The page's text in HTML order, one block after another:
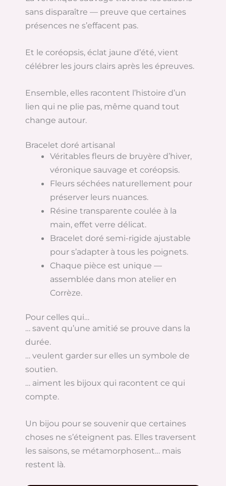
sans disparaître — preuve que certaines
présences ne s’effacent pas.
Et le coréopsis, éclat jaune d’été, vient
célébrer les jours clairs après les épreuves.
Ensemble, elles racontent l’histoire d’un
lien qui ne plie pas, même quand tout
change autour.
Bracelet doré artisanal
Véritables fleurs de bruyère d’hiver,
véronique sauvage et coréopsis.
Fleurs séchées naturellement pour
préserver leurs nuances.
Résine transparente coulée à la
main, effet verre délicat.
Bracelet doré semi-rigide ajustable
pour s’adapter à tous les poignets.
Chaque pièce est unique —
assemblée dans mon atelier en
Corrèze.
Pour celles qui…
… savent qu’une amitié se prouve dans la
durée.
… veulent garder sur elles un symbole de
soutien.
… aiment les bijoux qui racontent ce qui
compte.
Un bijou pour se souvenir que certaines
choses ne s’éteignent pas. Elles traversent
les saisons, se métamorphosent… mais
restent là.